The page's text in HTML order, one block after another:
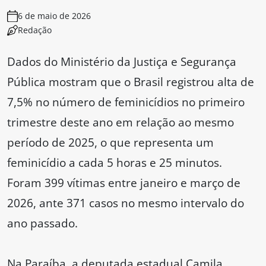
6 de maio de 2026
Redação
Dados do Ministério da Justiça e Segurança
Pública mostram que o Brasil registrou alta de
7,5% no número de feminicídios no primeiro
trimestre deste ano em relação ao mesmo
período de 2025, o que representa um
feminicídio a cada 5 horas e 25 minutos.
Foram 399 vítimas entre janeiro e março de
2026, ante 371 casos no mesmo intervalo do
ano passado.